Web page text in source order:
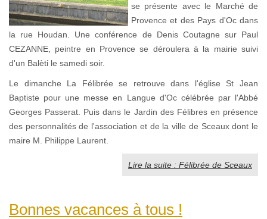
se présente avec le Marché de
Provence et des Pays d'Oc dans
la rue Houdan. Une conférence de Denis Coutagne sur Paul
CEZANNE, peintre en Provence se déroulera à la mairie suivi
d'un Balèti le samedi soir.
Le dimanche La Félibrée se retrouve dans l'église St Jean
Baptiste pour une messe en Langue d'Oc célébrée par l'Abbé
Georges Passerat. Puis dans le Jardin des Félibres en présence
des personnalités de l'association et de la ville de Sceaux dont le
maire M. Philippe Laurent.
Lire la suite : Félibrée de Sceaux
Bonnes vacances à tous !